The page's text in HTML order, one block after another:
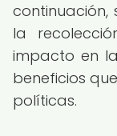
la
impacto en
beneficios
políticas.